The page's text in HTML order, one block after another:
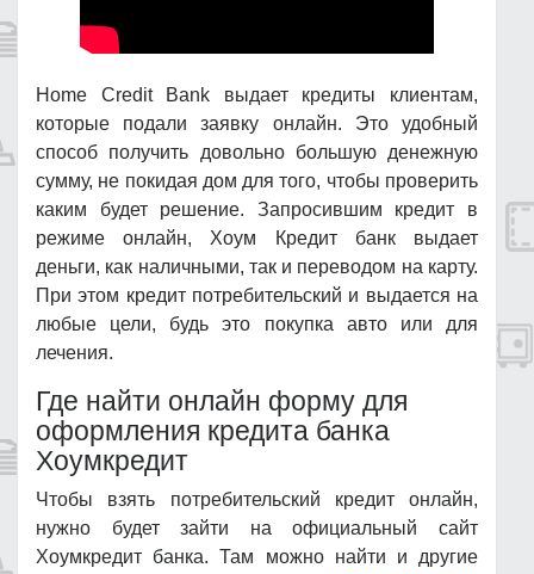
Home Credit Bank выдает кредиты клиентам,
которые подали заявку онлайн. Это удобный
способ получить довольно большую денежную
сумму, не покидая дом для того, чтобы проверить
каким будет решение. Запросившим кредит в
режиме онлайн, Хоум Кредит банк выдает
деньги, как наличными, так и переводом на карту.
При этом кредит потребительский и выдается на
любые цели, будь это покупка авто или для
лечения.
Где найти онлайн форму для
оформления кредита банка
Хоумкредит
Чтобы взять потребительский кредит онлайн,
нужно будет зайти на официальный сайт
Хоумкредит банка. Там можно найти и другие